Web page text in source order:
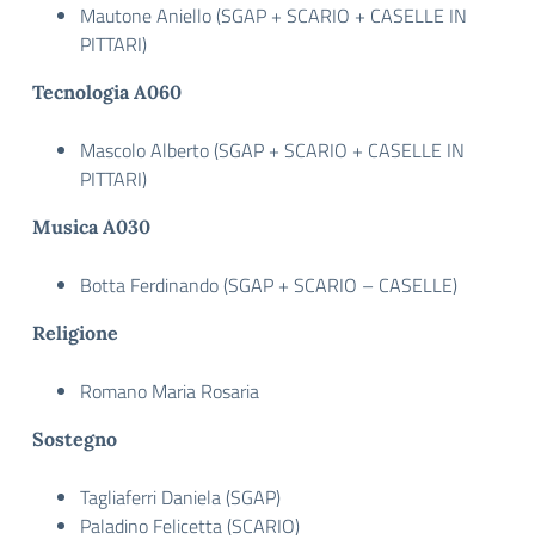
Mautone Aniello (SGAP + SCARIO + CASELLE IN
PITTARI)
Tecnologia A060
Mascolo Alberto (SGAP + SCARIO + CASELLE IN
PITTARI)
Musica A030
Botta Ferdinando (SGAP + SCARIO – CASELLE)
Religione
Romano Maria Rosaria
Sostegno
Tagliaferri Daniela (SGAP)
Paladino Felicetta (SCARIO)